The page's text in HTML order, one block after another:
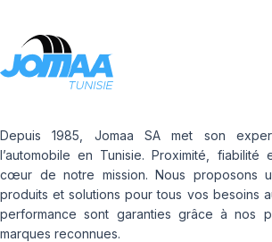
Depuis 1985, Jomaa SA met son
l’automobile en Tunisie. Proximité, fiabilité
cœur de notre mission. Nous proposons
produits et solutions pour tous vos besoins
performance sont garanties grâce à nos
marques reconnues.